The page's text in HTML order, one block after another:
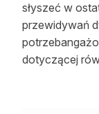
słyszeć w
przewidywań
dotyczącej